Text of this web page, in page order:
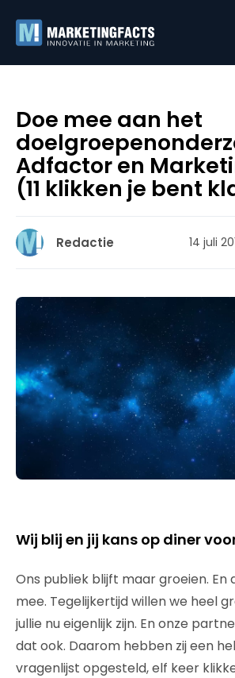
Doe mee aan het
Adfactor en
(11 klikken je bent
Redactie 14 juli
Wij blij en jij kans op diner
Ons publiek blijft maar groeien. En
mee. Tegelijkertijd willen we heel
jullie nu eigenlijk zijn. En onze
dat ook. Daarom hebben zij een
vragenlijst opgesteld, elf keer